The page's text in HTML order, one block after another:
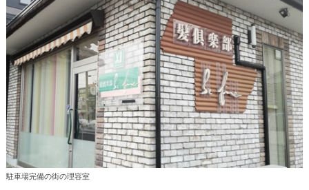
駐車場完備の街の理容室